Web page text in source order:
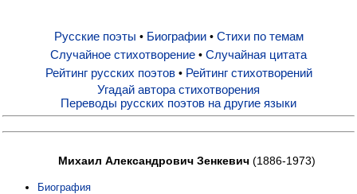
Русские поэты
Биографии
Стихи по темам
Случайное стихотворение
Русские поэты • Биографии• Стихи по темам
Случайное стихотворение • Случайная цитата
Рейтинг русских поэтов• Рейтинг стихотворений
Угадай автора стихотворения
Переводы русских поэтов на другие языки
Михаил Александрович Зенкевич(1886-1973)
Биография